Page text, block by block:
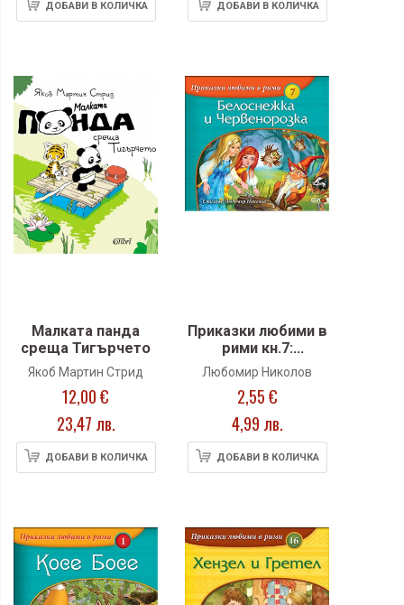
ДОБАВИ В КОЛИЧКА ДОБАВИ В КОЛИЧКА
Малката панда
среща Тигърчето
Якоб Мартин Стрид
12,00 €
23,47 лв.
ДОБАВИ В КОЛИЧКА
Приказки любими в
рими кн.7:
Белоснежка и
Червенорозка
Любомир Николов
2,55 €
4,99 лв.
ДОБАВИ В КОЛИЧКА